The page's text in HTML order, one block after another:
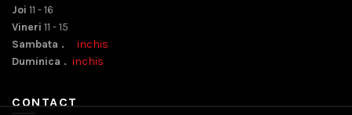
Joi 11 - 16
Vineri 11 - 15
Sambata . inchis
Duminica . inchis
CONTACT